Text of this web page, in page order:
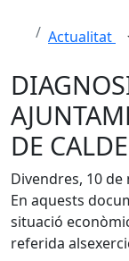
Actualitat
DE
Divendres, 10 de
En aquests
situació
referida